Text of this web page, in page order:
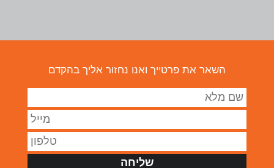
השאר את פרטייך ואנו נחזור אליך בהקדם